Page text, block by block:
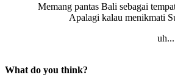
Memang pantas Bali sebagai
Apalagi kalau menikmati
What do you think?